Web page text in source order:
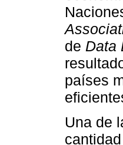
de Data
países
Una de